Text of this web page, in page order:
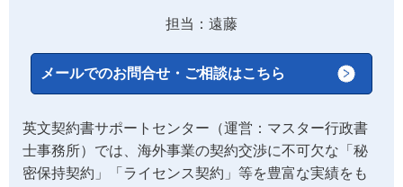
担当：遠藤
メールでのお問合せ・ご相談はこちら
英文契約書サポートセンター（運営：マスター行政書
士事務所）では、海外事業の契約交渉に不可欠な「秘
密保持契約」「ライセンス契約」等を豊富な実績をも